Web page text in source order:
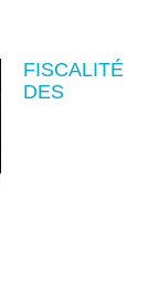
FISCALITÉ
DES